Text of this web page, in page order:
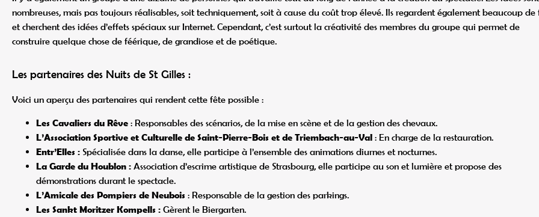
nombreuses, mais pas toujours réalisables, soit techniquement, soit à cause du coût trop élevé. Ils regardent également beaucoup de
et cherchent des idées d’effets spéciaux sur Internet. Cependant, c’est surtout la créativité des membres du groupe qui permet de
construire quelque chose de féérique, de grandiose et de poétique.
Les partenaires des Nuits de St Gilles :
Voici un aperçu des partenaires qui rendent cette fête possible :
Les Cavaliers du Rêve : Responsables des scénarios, de la mise en scène et de la gestion des chevaux.
L’Association Sportive et Culturelle de Saint-Pierre-Bois et de Triembach-au-Val : En charge de la restauration.
Entr’Elles : Spécialisée dans la danse, elle participe à l’ensemble des animations diurnes et nocturnes.
La Garde du Houblon : Association d’escrime artistique de Strasbourg, elle participe au son et lumière et propose des
démonstrations durant le spectacle.
L’Amicale des Pompiers de Neubois : Responsable de la gestion des parkings.
Les Sankt Moritzer Kompells : Gèrent le Biergarten.